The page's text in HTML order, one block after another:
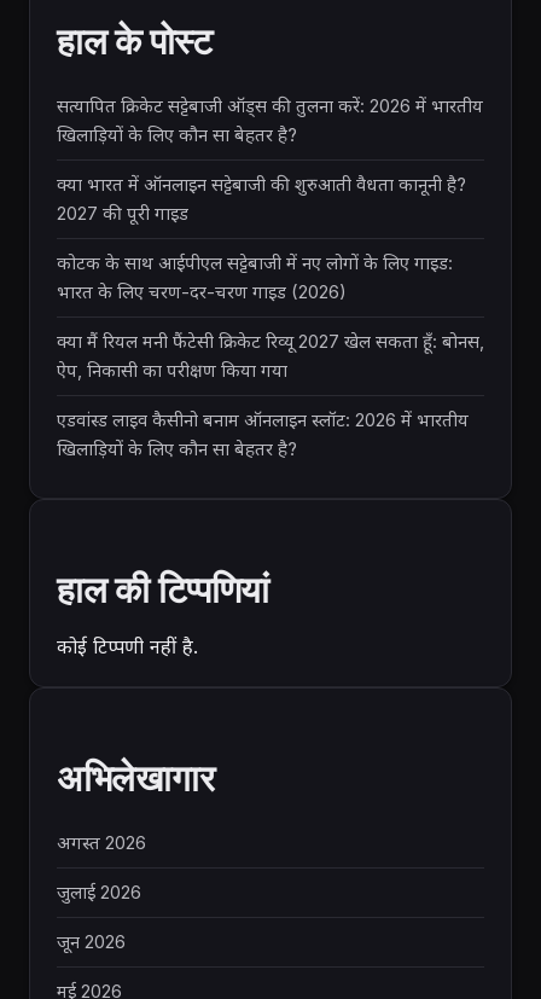
हाल के पोस्ट
सत्यापित क्रिकेट सट्टेबाजी ऑड्स की तुलना करें: 2026 में भारतीय
खिलाड़ियों के लिए कौन सा बेहतर है?
क्या भारत में ऑनलाइन सट्टेबाजी की शुरुआती वैधता कानूनी है?
2027 की पूरी गाइड
कोटक के साथ आईपीएल सट्टेबाजी में नए लोगों के लिए गाइड:
भारत के लिए चरण-दर-चरण गाइड (2026)
क्या मैं रियल मनी फैंटेसी क्रिकेट रिव्यू 2027 खेल सकता हूँ: बोनस,
ऐप, निकासी का परीक्षण किया गया
एडवांस्ड लाइव कैसीनो बनाम ऑनलाइन स्लॉट: 2026 में भारतीय
खिलाड़ियों के लिए कौन सा बेहतर है?
हाल की टिप्पणियां
कोई टिप्पणी नहीं है.
अभिलेखागार
अगस्त 2026
जुलाई 2026
जून 2026
मई 2026